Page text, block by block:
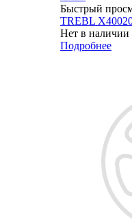
Быстрый
TREBL
Нет в наличии
Подробнее